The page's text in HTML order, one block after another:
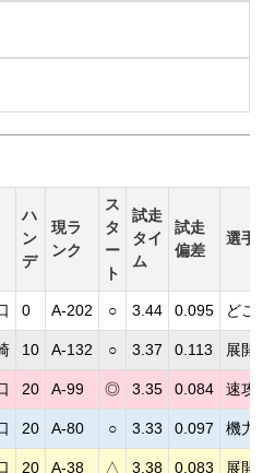
ハ
ン
デ
現ラ
ンク
ス
タ
ー
ト
試走
タイ
ム
試走
偏差
選手
0 A-202 ○ 3.44 0.095 どこ
10 A-132 ○ 3.37 0.113 展開
20 A-99 ◎ 3.35 0.084 速攻
20 A-80 ○ 3.33 0.097 機力
20 A-38 △ 3.38 0.083 展開